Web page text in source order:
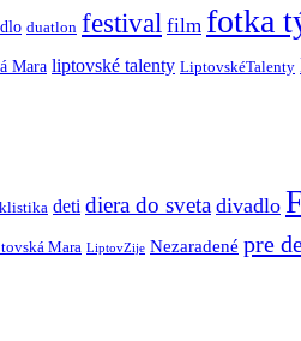
duatlon festival film fotka
Mara liptovské talenty LiptovskéTalenty
deti diera do sveta divadlo
Mara LiptovZije Nezaradené pre